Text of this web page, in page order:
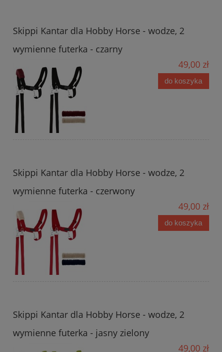
Skippi Kantar dla Hobby Horse - wodze, 2
wymienne futerka - czarny
49,00 zł
do koszyka
Skippi Kantar dla Hobby Horse - wodze, 2
wymienne futerka - czerwony
49,00 zł
do koszyka
Skippi Kantar dla Hobby Horse - wodze, 2
wymienne futerka - jasny zielony
49,00 zł